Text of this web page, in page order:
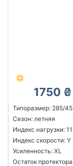
1750 ₴
Типоразмер: 285/45
Сезон: летняя
Индекс нагрузки:
Индекс скорости: Y
Усиленность: XL
Остаток